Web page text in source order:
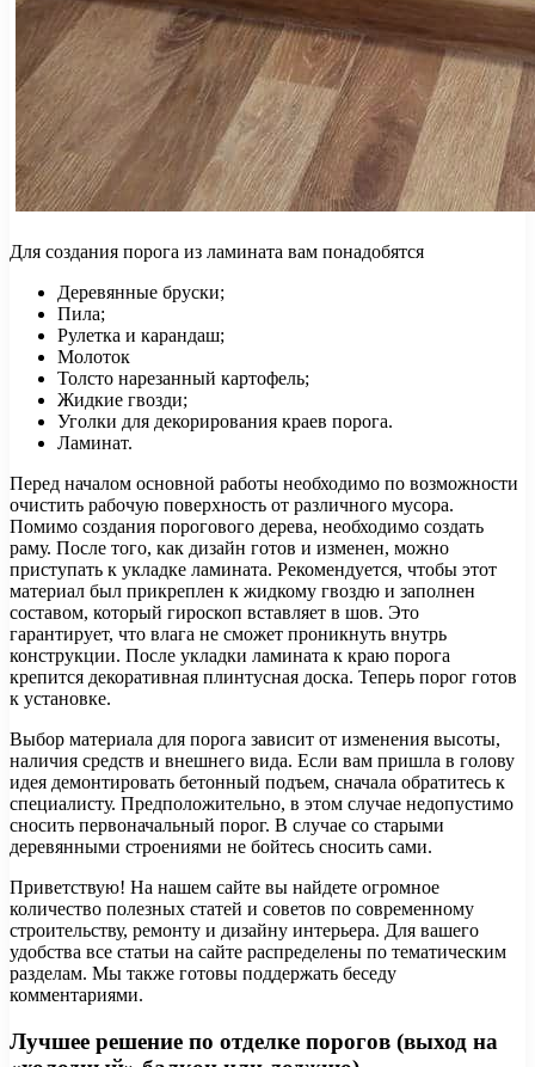
Для создания порога из ламината вам понадобятся
Деревянные бруски;
Пила;
Рулетка и карандаш;
Молоток
Толсто нарезанный картофель;
Жидкие гвозди;
Уголки для декорирования краев порога.
Ламинат.
Перед началом основной работы необходимо по возможности
очистить рабочую поверхность от различного мусора.
Помимо создания порогового дерева, необходимо создать
раму. После того, как дизайн готов и изменен, можно
приступать к укладке ламината. Рекомендуется, чтобы этот
материал был прикреплен к жидкому гвоздю и заполнен
составом, который гироскоп вставляет в шов. Это
гарантирует, что влага не сможет проникнуть внутрь
конструкции. После укладки ламината к краю порога
крепится декоративная плинтусная доска. Теперь порог готов
к установке.
Выбор материала для порога зависит от изменения высоты,
наличия средств и внешнего вида. Если вам пришла в голову
идея демонтировать бетонный подъем, сначала обратитесь к
специалисту. Предположительно, в этом случае недопустимо
сносить первоначальный порог. В случае со старыми
деревянными строениями не бойтесь сносить сами.
Приветствую! На нашем сайте вы найдете огромное
количество полезных статей и советов по современному
строительству, ремонту и дизайну интерьера. Для вашего
удобства все статьи на сайте распределены по тематическим
разделам. Мы также готовы поддержать беседу
комментариями.
Лучшее решение по отделке порогов (выход на